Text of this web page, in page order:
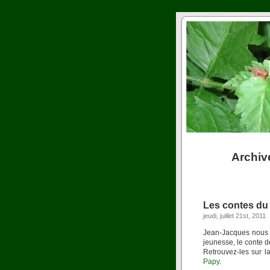
Les contes
jeudi, juillet 21st, 2011
Jean-Jacques
jeunesse, le conte
Retrouvez-les sur
Papy.